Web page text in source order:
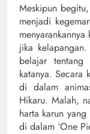
Meskipun
menjadi
jika
belajar tentang
katanya. Secara
di dalam
Hikaru. Malah,
harta karun
di dalam ‘One